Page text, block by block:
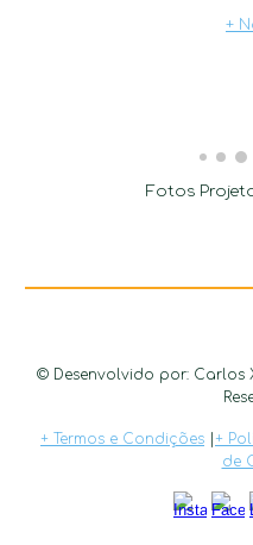
+
Fotos
© Desenvolvido por: Carlos
+ Termos e Condições +
de